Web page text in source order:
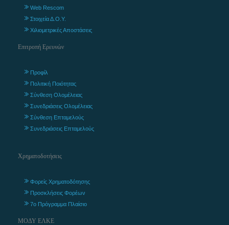
Web Rescom
Στοιχεία Δ.Ο.Υ.
Χιλιομετρικές Αποστάσεις
Επιτροπή Ερευνών
Προφίλ
Πολιτική Ποιότητας
Σύνθεση Ολομέλειας
Συνεδριάσεις Ολομέλειας
Σύνθεση Επταμελούς
Συνεδριάσεις Επταμελούς
Χρηματοδοτήσεις
Φορείς Χρηματοδότησης
Προσκλήσεις Φορέων
7ο Πρόγραμμα Πλαίσιο
ΜΟΔΥ ΕΛΚΕ